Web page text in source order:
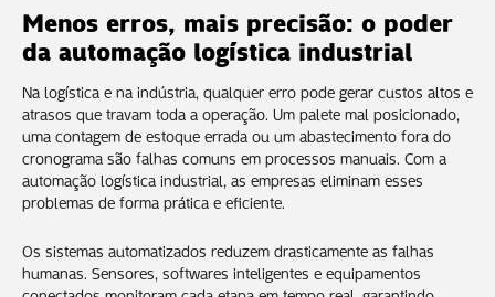
Menos erros, mais precisão: o poder
da automação logística industrial
Na logística e na indústria, qualquer erro pode gerar custos altos e
atrasos que travam toda a operação. Um palete mal posicionado,
uma contagem de estoque errada ou um abastecimento fora do
cronograma são falhas comuns em processos manuais. Com a
automação logística industrial, as empresas eliminam esses
problemas de forma prática e eficiente.
Os sistemas automatizados reduzem drasticamente as falhas
humanas. Sensores, softwares inteligentes e equipamentos